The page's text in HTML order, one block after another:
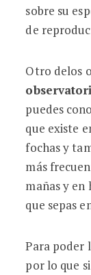
sobre su
de
Otro delos
puedes
que existe
fochas y
más
mañas y en
que sepas
Para poder
por lo que